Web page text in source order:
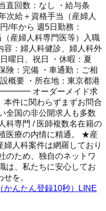
直回数：なし ・給与条
次給＋資格手当（産婦人
/年から 週5日勤務：
産婦人科専門医等）入職
容：婦人科健診、婦人科外
曜日、祝日 ・休暇：夏
険：完備 ・車通勤：ご相
概要 ・所在地：東京都港
オーダーメイド求
本件に関わらずまずお問合
全国の非公開求人も多数
科専門 / 医師複数名在籍の
医療の内情に精通。 ★産
人科案件は網羅しており
のため、独自のネットワ
は、私たちに安心してお
を。
んたん登録10秒）
LINE